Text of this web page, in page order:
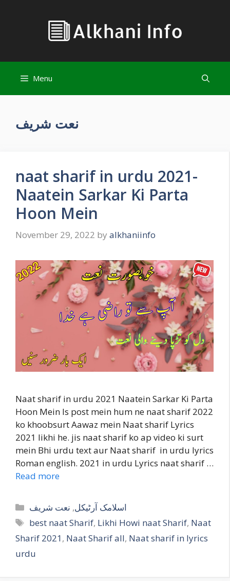
Menu
نعت شریف
naat sharif in urdu 2021-
Naatein Sarkar Ki Parta
Hoon Mein
November 29, 2022 by alkhaniinfo
Naat sharif in urdu 2021 Naatein Sarkar Ki Parta
Hoon Mein Is post mein hum ne naat sharif 2022
ko khoobsurt Aawaz mein Naat sharif Lyrics
2021 likhi he. jis naat sharif ko ap video ki surt
mein Bhi urdu text aur Naat sharif in urdu lyrics
Roman english. 2021 in urdu Lyrics naat sharif …
Read more
Categories اسلامک آرٹیکل, نعت شریف
Tags
best naat Sharif, Likhi Howi naat Sharif, Naat
Sharif 2021, Naat Sharif all, Naat sharif in lyrics
urdu